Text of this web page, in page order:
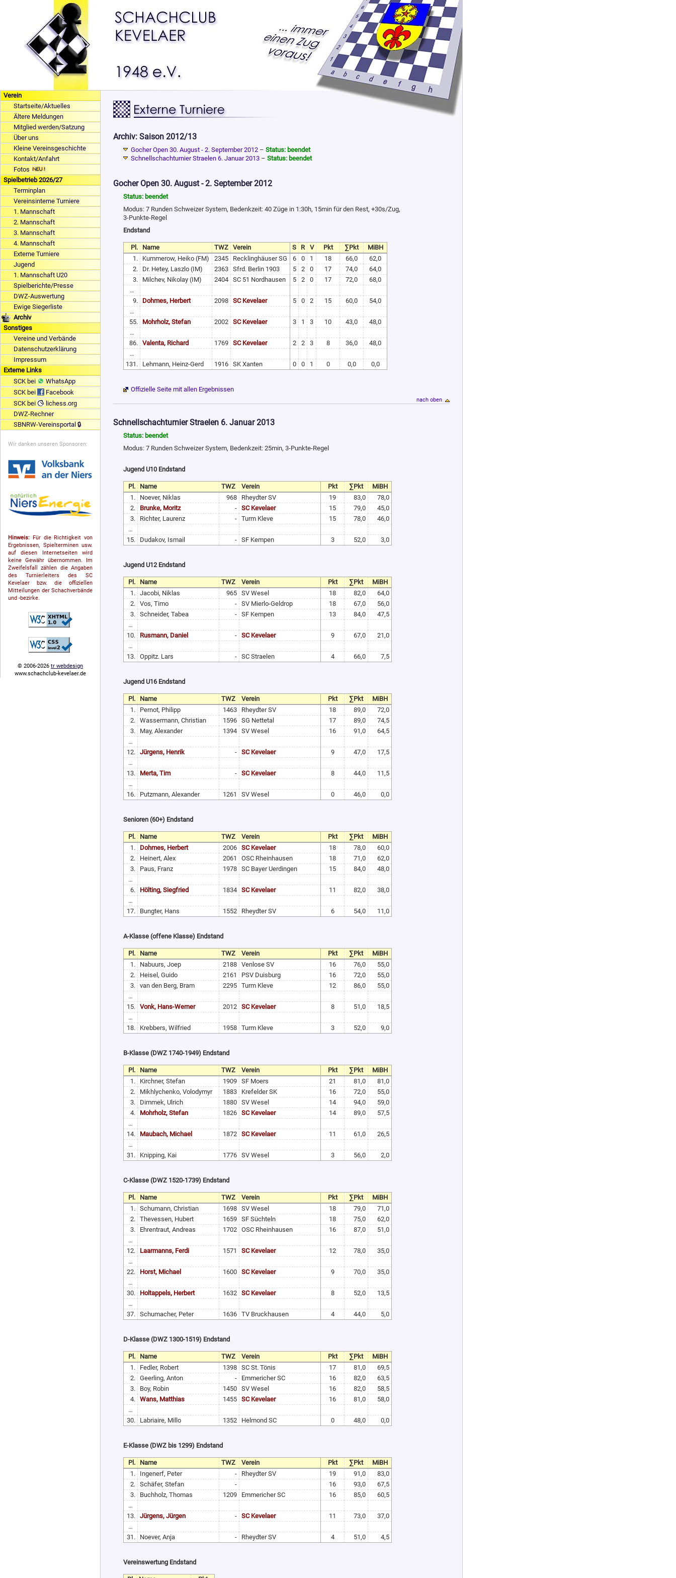
Verein
Startseite/Aktuelles
Ältere Meldungen
Mitglied werden/Satzung
Über uns
Kleine Vereinsgeschichte
Kontakt/Anfahrt
Fotos
Spielbetrieb 2026/27
Terminplan
Vereinsinterne Turniere
1. Mannschaft
2. Mannschaft
3. Mannschaft
4. Mannschaft
Externe Turniere
Jugend
1. Mannschaft U20
Spielberichte/Presse
DWZ-Auswertung
Ewige Siegerliste
Archiv
Sonstiges
Vereine und Verbände
Datenschutzerklärung
Impressum
Externe Links
SCK bei
WhatsApp
SCK bei
Facebook
SCK bei
lichess.org
DWZ-Rechner
SBNRW-Vereinsportal 🔒
Wir danken unseren Sponsoren:
Hinweis: Für die Richtigkeit von
Ergebnissen, Spielterminen usw.
auf diesen Internetseiten wird
keine Gewähr übernommen. Im
Zweifelsfall zählen die Angaben
des Turnierleiters des SC
Kevelaer bzw. die offiziellen
Mitteilungen der Schach­ver­bände
und -bezirke.
© 2006-2026 tr webdesign
www.schachclub-kevelaer.de
Archiv: Saison 2012/13
Gocher Open 30. August - 2. September 2012 – Status: beendet
Schnellschachturnier Straelen 6. Januar 2013 – Status: beendet
Gocher Open 30. August - 2. September 2012
Status: beendet
Modus: 7 Runden Schweizer System, Bedenkzeit: 40 Züge in 1:30h, 15min für den Rest, +30s/Zug,
3-Punkte-Regel
Endstand
Pl. Name TWZ Verein S R V Pkt ∑Pkt
MiBH
1.
Kummerow, Heiko (FM) 2345 Recklinghäuser SG 6 0 1 18 66,0
62,0
2.
Dr. Hetey, Laszlo (IM) 2363 Sfrd. Berlin 1903 5 2 0 17 74,0
64,0
3.
Milchev, Nikolay (IM) 2404 SC 51 Nordhausen 5 2 0 17 72,0
68,0
…
9.
Dohmes, Herbert 2098 SC Kevelaer 5 0 2 15 60,0
54,0
…
55.
Mohrholz, Stefan 2002 SC Kevelaer 3 1 3 10 43,0
48,0
…
86. Valenta, Richard 1769 SC Kevelaer 2 2 3 8 36,0
48,0
…
131.
Lehmann, Heinz-Gerd 1916 SK Xanten 0 0 1 0 0,0 0,0
Offizielle Seite mit allen Ergebnissen
nach oben
Schnellschachturnier Straelen 6. Januar 2013
Status: beendet
Modus: 7 Runden Schweizer System, Bedenkzeit: 25min, 3-Punkte-Regel
Jugend U10 Endstand
Pl. Name TWZ Verein Pkt ∑Pkt
MiBH
1.
Noever, Niklas 968 Rheydter SV 19 83,0
78,0
2.
Brunke, Moritz - SC Kevelaer 15 79,0
45,0
3.
Richter, Laurenz - Turm Kleve 15 78,0
46,0
…
15.
Dudakov, Ismail - SF Kempen 3 52,0 3,0
Jugend U12 Endstand
Pl. Name TWZ Verein Pkt ∑Pkt
MiBH
1. Jacobi, Niklas 965 SV Wesel 18 82,0
64,0
2. Vos, Timo - SV Mierlo-Geldrop 18 67,0
56,0
3. Schneider, Tabea - SF Kempen 13 84,0
47,5
…
10.
Rusmann, Daniel - SC Kevelaer 9 67,0
21,0
…
13. Oppitz. Lars - SC Straelen 4 66,0 7,5
Jugend U16 Endstand
Pl. Name TWZ Verein Pkt ∑Pkt
MiBH
1.
Pernot, Philipp 1463 Rheydter SV 18 89,0
72,0
2. Wassermann, Christian 1596 SG Nettetal 17 89,0
74,5
3.
May, Alexander 1394 SV Wesel 16 91,0
64,5
…
12. Jürgens, Henrik - SC Kevelaer 9 47,0
17,5
…
13.
Merta, Tim - SC Kevelaer 8 44,0
11,5
…
16.
Putzmann, Alexander 1261 SV Wesel 0 46,0 0,0
Senioren (60+) Endstand
Pl. Name TWZ Verein Pkt ∑Pkt
MiBH
1.
Dohmes, Herbert 2006 SC Kevelaer 18 78,0
60,0
2.
Heinert, Alex 2061 OSC Rheinhausen 18 71,0
62,0
3.
Paus, Franz 1978 SC Bayer Uerdingen 15 84,0
48,0
…
6.
Hölting, Siegfried 1834 SC Kevelaer 11 82,0
38,0
…
17.
Bungter, Hans 1552 Rheydter SV 6 54,0 11,0
A-Klasse (offene Klasse) Endstand
Pl. Name TWZ Verein Pkt ∑Pkt
MiBH
1.
Nabuurs, Joep 2188 Venlose SV 16 76,0
55,0
2.
Heisel, Guido 2161 PSV Duisburg 16 72,0
55,0
3. van den Berg, Bram 2295 Turm Kleve 12 86,0
55,0
…
15. Vonk, Hans-Werner 2012 SC Kevelaer 8 51,0
18,5
…
18.
Krebbers, Wilfried 1958 Turm Kleve 3 52,0 9,0
B-Klasse (DWZ 1740-1949) Endstand
Pl. Name TWZ Verein Pkt ∑Pkt
MiBH
1.
Kirchner, Stefan 1909 SF Moers 21 81,0
81,0
2.
Mikhlychenko, Volodymyr 1883 Krefelder SK 16 72,0
55,0
3.
Dimmek, Ulrich 1880 SV Wesel 14 94,0
59,0
4.
Mohrholz, Stefan 1826 SC Kevelaer 14 89,0
57,5
…
14.
Maubach, Michael 1872 SC Kevelaer 11 61,0
26,5
…
31.
Knipping, Kai 1776 SV Wesel 3 56,0 2,0
C-Klasse (DWZ 1520-1739) Endstand
Pl. Name TWZ Verein Pkt ∑Pkt
MiBH
1. Schumann, Christian 1698 SV Wesel 18 79,0
71,0
2. Thevessen, Hubert 1659 SF Süchteln 18 75,0
62,0
3.
Ehrentraut, Andreas 1702 OSC Rheinhausen 16 87,0
51,0
…
12.
Laarmanns, Ferdi 1571 SC Kevelaer 12 78,0
35,0
…
22.
Horst, Michael 1600 SC Kevelaer 9 70,0
35,0
…
30.
Holtappels, Herbert 1632 SC Kevelaer 8 52,0
13,5
…
37. Schumacher, Peter 1636 TV Bruckhausen 4 44,0 5,0
D-Klasse (DWZ 1300-1519) Endstand
Pl. Name TWZ Verein Pkt ∑Pkt
MiBH
1.
Fedler, Robert 1398 SC St. Tönis 17 81,0
69,5
2. Geerling, Anton - Emmericher SC 16 82,0
63,5
3.
Boy, Robin 1450 SV Wesel 16 82,0
58,5
4. Wans, Matthias 1455 SC Kevelaer 16 81,0
58,0
…
30.
Labriaire, Millo 1352 Helmond SC 0 48,0 0,0
E-Klasse (DWZ bis 1299) Endstand
Pl. Name TWZ Verein Pkt ∑Pkt
MiBH
1.
Ingenerf, Peter - Rheydter SV 19 91,0
83,0
2. Schäfer, Stefan - 16 93,0
67,5
3.
Buchholz, Thomas 1209 Emmericher SC 16 85,0
60,5
…
13. Jürgens, Jürgen - SC Kevelaer 11 73,0
37,0
…
31.
Noever, Anja - Rheydter SV 4 51,0 4,5
Vereinswertung Endstand